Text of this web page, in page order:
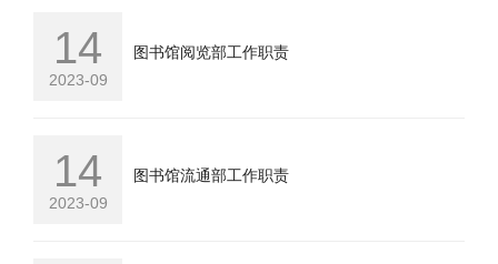
14
2023-09
图书馆阅览部工作职责
14
2023-09
图书馆流通部工作职责